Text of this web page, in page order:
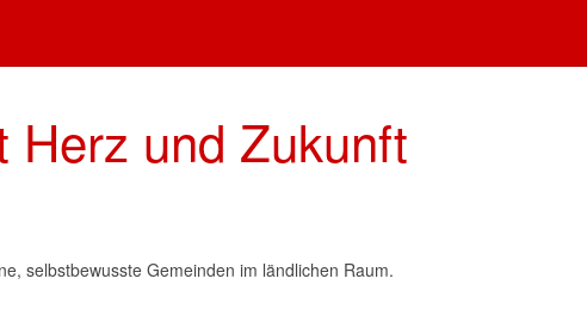
Herz und Zukunft
selbstbewusste Gemeinden im ländlichen Raum.